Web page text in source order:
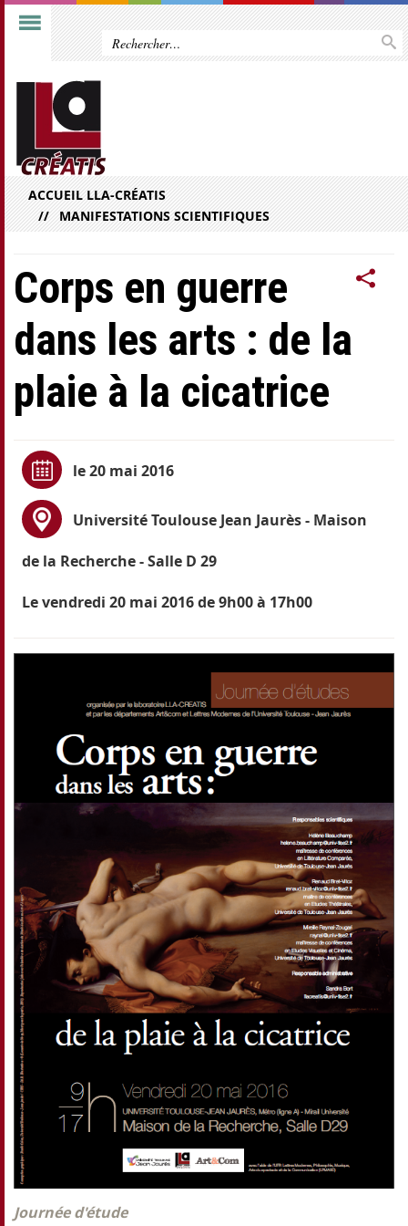
ACCUEIL LLA-CRÉATIS
MANIFESTATIONS SCIENTIFIQUES
Corps en guerre
dans les arts : de la
plaie à la cicatrice
le 20 mai 2016
Université Toulouse Jean Jaurès- Maison
de la Recherche - Salle D 29
Le vendredi 20 mai 2016 de 9h00 à 17h00
Journée d'étude